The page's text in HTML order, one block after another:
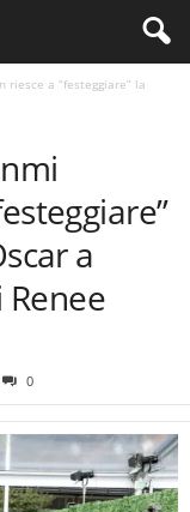
riesce a “festeggiare” la
a
Renee
0